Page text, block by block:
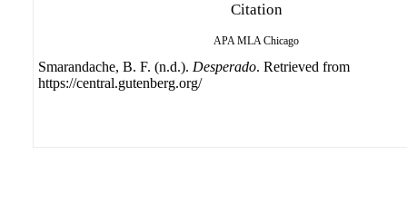
Citation
APA MLA Chicago
Smarandache, B. F. (n.d.). Desperado. Retrieved from
https://central.gutenberg.org/